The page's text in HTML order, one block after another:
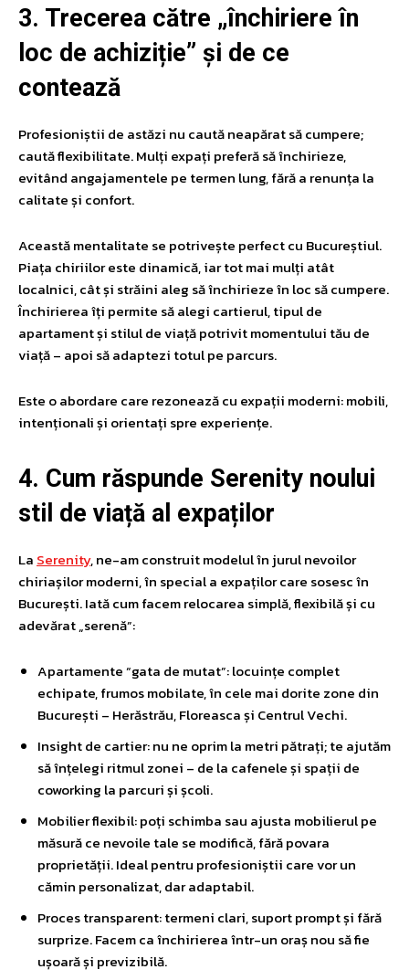
3. Trecerea către „închiriere în
loc de achiziție” și de ce
contează
Profesioniștii de astăzi nu caută neapărat să cumpere;
caută flexibilitate. Mulți expați preferă să închirieze,
evitând angajamentele pe termen lung, fără a renunța la
calitate și confort.
Această mentalitate se potrivește perfect cu Bucureștiul.
Piața chiriilor este dinamică, iar tot mai mulți atât
localnici, cât și străini aleg să închirieze în loc să cumpere.
Închirierea îți permite să alegi cartierul, tipul de
apartament și stilul de viață potrivit momentului tău de
viață – apoi să adaptezi totul pe parcurs.
Este o abordare care rezonează cu expații moderni: mobili,
intenționali și orientați spre experiențe.
4. Cum răspunde Serenity noului
stil de viață al expaților
La Serenity, ne-am construit modelul în jurul nevoilor
chiriașilor moderni, în special a expaților care sosesc în
București. Iată cum facem relocarea simplă, flexibilă și cu
adevărat „serenă”:
Apartamente “gata de mutat”: locuințe complet
echipate, frumos mobilate, în cele mai dorite zone din
București – Herăstrău, Floreasca și Centrul Vechi.
Insight de cartier: nu ne oprim la metri pătrați; te ajutăm
să înțelegi ritmul zonei – de la cafenele și spații de
coworking la parcuri și școli.
Mobilier flexibil: poți schimba sau ajusta mobilierul pe
măsură ce nevoile tale se modifică, fără povara
proprietății. Ideal pentru profesioniștii care vor un
cămin personalizat, dar adaptabil.
Proces transparent: termeni clari, suport prompt și fără
surprize. Facem ca închirierea într-un oraș nou să fie
ușoară și previzibilă.